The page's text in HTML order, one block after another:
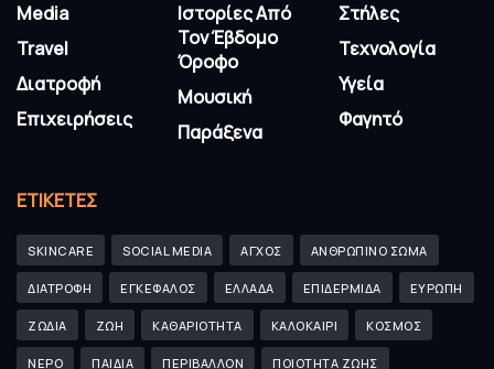
Media
Travel
Διατροφή
Επιχειρήσεις
Ιστορίες Από
Τον Έβδομο
Όροφο
Μουσική
Παράξενα
Στήλες
Τεχνολογία
Υγεία
Φαγητό
ΕΤΙΚΈΤΕΣ
SKINCARE SOCIAL MEDIA ΑΓΧΟΣ ΑΝΘΡΩΠΙΝΟ ΣΩΜΑ
ΔΙΑΤΡΟΦΗ ΕΓΚΕΦΑΛΟΣ ΕΛΛΑΔΑ ΕΠΙΔΕΡΜΙΔΑ ΕΥΡΩΠΗ
ΖΩΔΙΑ ΖΩΗ ΚΑΘΑΡΙΟΤΗΤΑ ΚΑΛΟΚΑΙΡΙ ΚΟΣΜΟΣ
ΝΕΡΟ ΠΑΙΔΙΑ ΠΕΡΙΒΑΛΛΟΝ ΠΟΙΟΤΗΤΑ ΖΩΗΣ